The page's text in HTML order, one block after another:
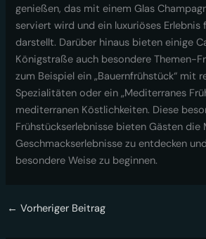
genießen, das mit einem Glas
serviert wird und ein luxuriöses Erlebnis
darstellt. Darüber hinaus bieten einige
Königstraße auch besondere Themen-
zum Beispiel ein „Bauernfrühstück“ mit
Spezialitäten oder ein „Mediterranes
mediterranen Köstlichkeiten. Diese
Frühstückserlebnisse bieten Gästen die
Geschmackserlebnisse zu entdecken
besondere Weise zu beginnen.
← Vorheriger Beitrag